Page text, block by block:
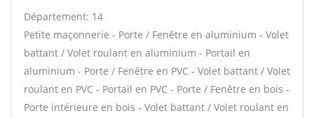
Département: 14
Petite maçonnerie - Porte / Fenêtre en aluminium - Volet
battant / Volet roulant en aluminium - Portail en
aluminium - Porte / Fenêtre en PVC - Volet battant / Volet
roulant en PVC - Portail en PVC - Porte / Fenêtre en bois -
Porte intérieure en bois - Volet battant / Volet roulant en